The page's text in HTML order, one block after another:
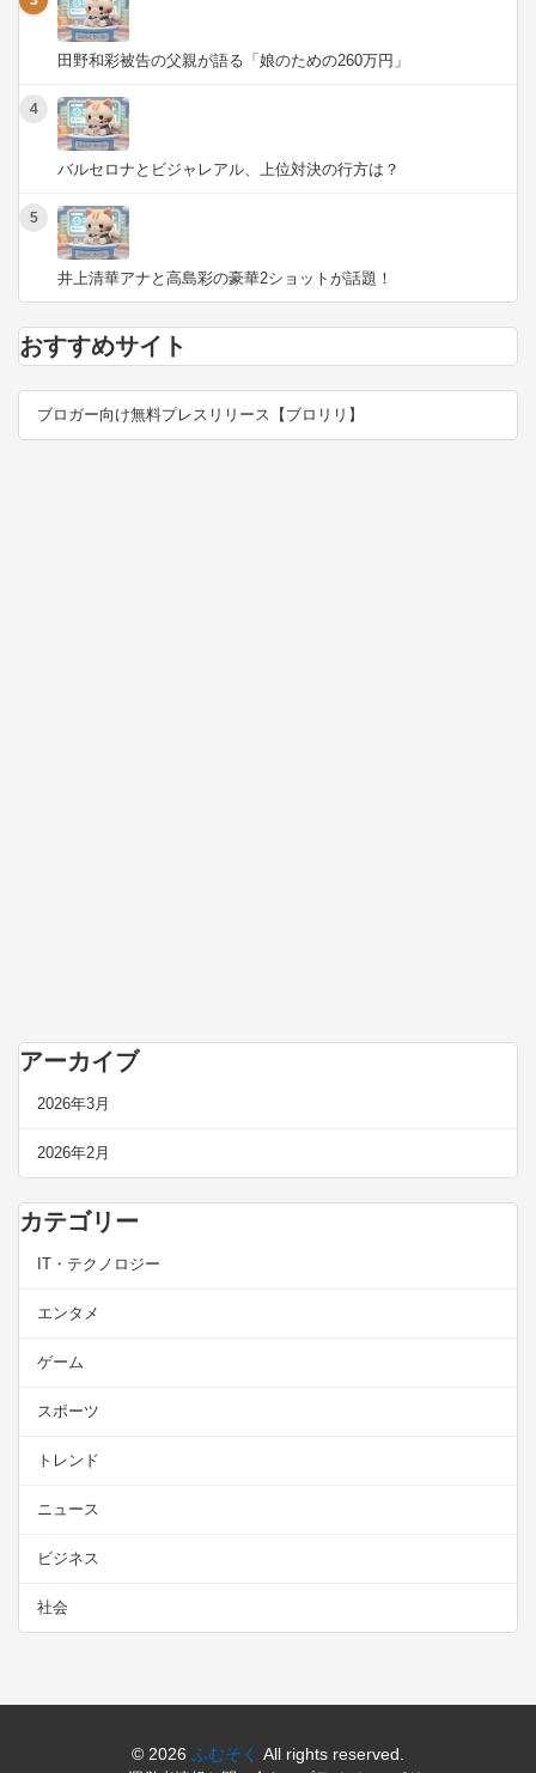
田野和彩被告の父親が語る「娘のための260万円」
4
バルセロナとビジャレアル、上位対決の行方は？
5
井上清華アナと高島彩の豪華2ショットが話題！
おすすめサイト
ブロガー向け無料プレスリリース【ブロリリ】
アーカイブ
2026年3月
2026年2月
カテゴリー
IT・テクノロジー
エンタメ
ゲーム
スポーツ
トレンド
ニュース
ビジネス
社会
© 2026 ふむそく All rights reserved.